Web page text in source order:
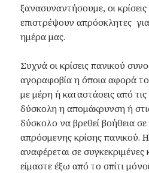
ξανασυναντήσουμε, οι
επιστρέψουν απρόσκλητες
ημέρα μας.
Συχνά οι κρίσεις πανικού
αγοραφοβία η όποια αφορά το
με μέρη ή καταστάσεις από
δύσκολη η απομάκρυνση ή
δύσκολο να βρεθεί βοήθεια
απρόσμενης κρίσης πανικού.
αναφέρεται σε
είμαστε έξω από το σπίτι